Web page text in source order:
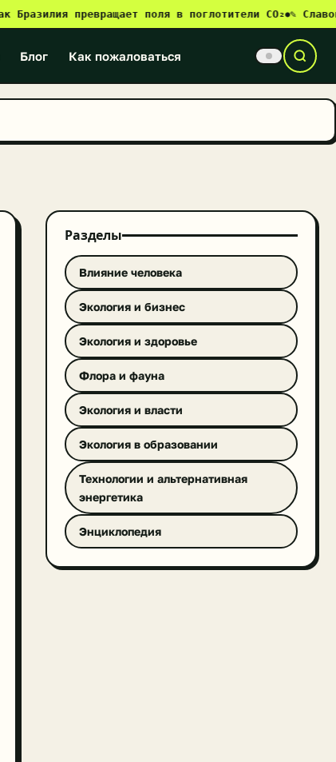
превращает поля в поглотители CO₂●✎
Блог Как пожаловаться
Разделы
Влияние человека
Экология и бизнес
Экология и здоровье
Флора и фауна
Экология и власти
Экология в образовании
Технологии и альтернативная
энергетика
Энциклопедия